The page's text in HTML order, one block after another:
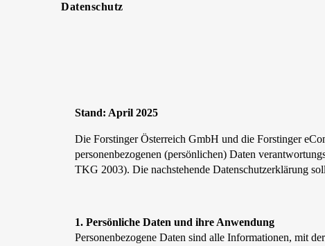
Datenschutz
Stand: April 2025
Die Forstinger Österreich GmbH und die Forstinger
personenbezogenen (persönlichen) Daten
TKG 2003). Die nachstehende Datenschutzerklärung
1. Persönliche Daten und ihre Anwendung
Personenbezogene Daten sind alle Informationen, mit